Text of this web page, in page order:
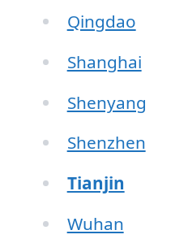
Qingdao
Shanghai
Shenyang
Shenzhen
Tianjin
Wuhan